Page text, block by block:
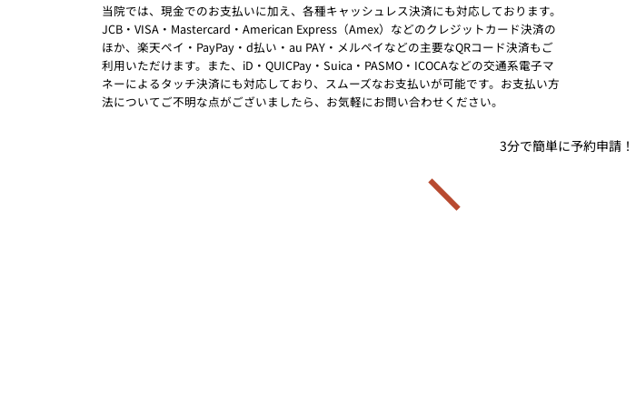
当院では、現金でのお支払いに加え、各種キャッシュレス決済にも対応しております。
JCB・VISA・Mastercard・American Express（Amex）などのクレジットカード決済の
ほか、楽天ペイ・PayPay・d払い・au PAY・メルペイなどの主要なQRコード決済もご
利用いただけます。また、iD・QUICPay・Suica・PASMO・ICOCAなどの交通系電子マ
ネーによるタッチ決済にも対応しており、スムーズなお支払いが可能です。お支払い方
法についてご不明な点がございましたら、お気軽にお問い合わせください。
3分で簡単に予約申請！